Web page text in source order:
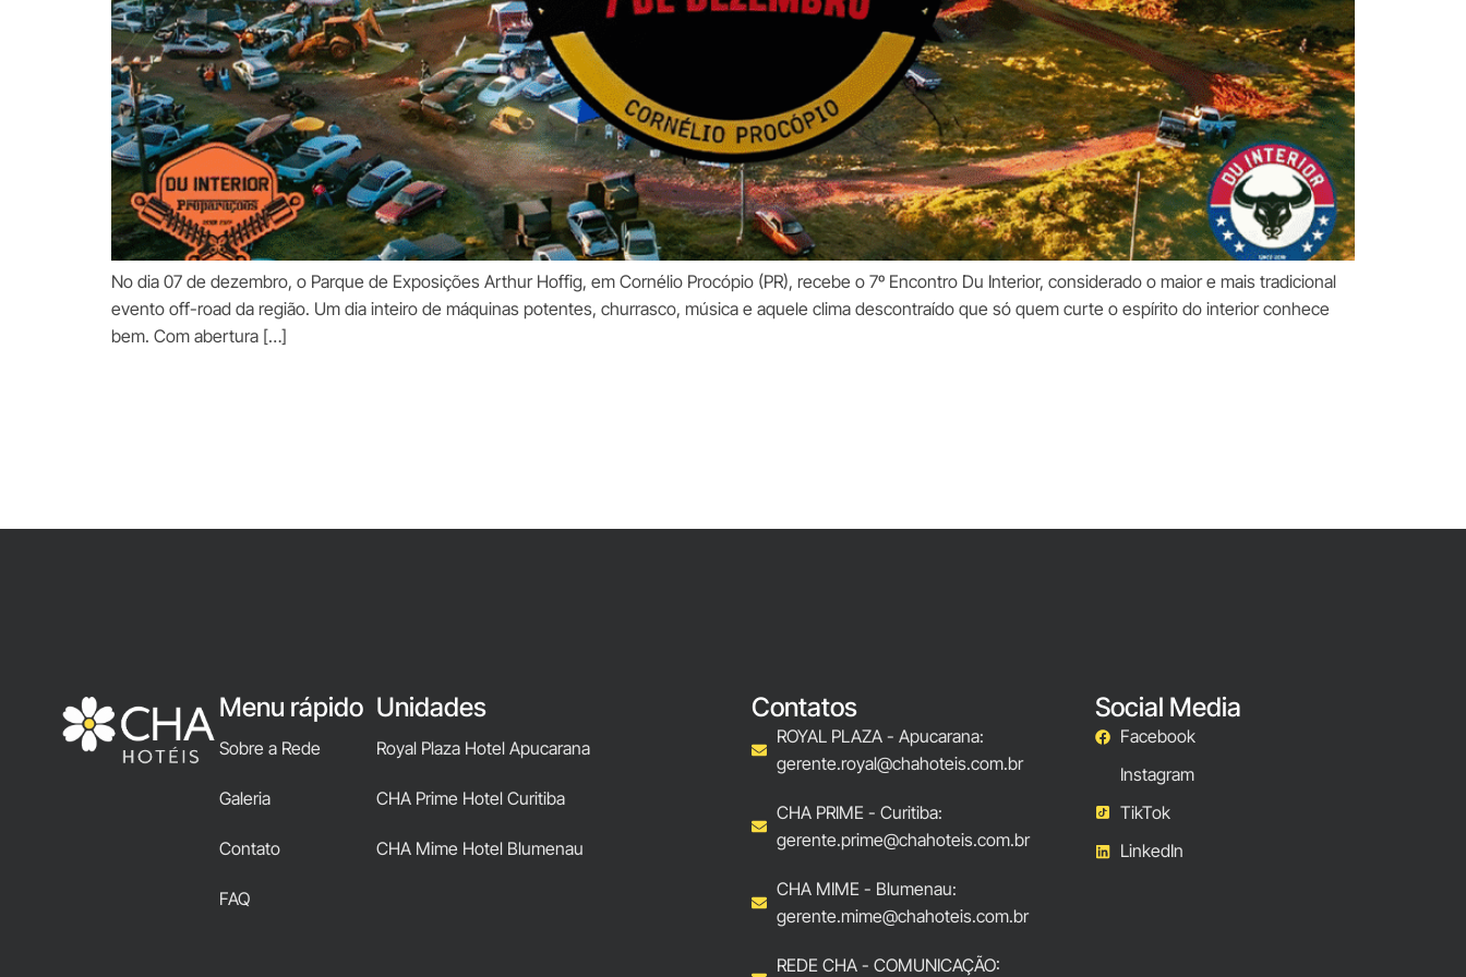
No dia 07 de dezembro, o Parque de Exposições Arthur Hoffig, em Cornélio Procópio (PR), recebe o 7º Encontro Du Interior, considerado o maior e mais tradicional
evento off-road da região. Um dia inteiro de máquinas potentes, churrasco, música e aquele clima descontraído que só quem curte o espírito do interior conhece
bem. Com abertura […]
Menu rápido
Sobre a Rede
Galeria
Contato
FAQ
Unidades
Royal Plaza Hotel Apucarana
CHA Prime Hotel Curitiba
CHA Mime Hotel Blumenau
Contatos
ROYAL PLAZA - Apucarana:
gerente.royal@chahoteis.com.br
CHA PRIME - Curitiba:
gerente.prime@chahoteis.com.br
CHA MIME - Blumenau:
gerente.mime@chahoteis.com.br
REDE CHA - COMUNICAÇÃO:
Social Media
Facebook
Instagram
TikTok
LinkedIn